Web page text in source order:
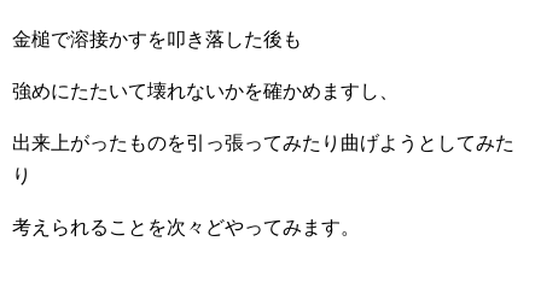
金槌で溶接かすを叩き落した後も
強めにたたいて壊れないかを確かめますし、
出来上がったものを引っ張ってみたり曲げようとしてみた
り
考えられることを次々どやってみます。